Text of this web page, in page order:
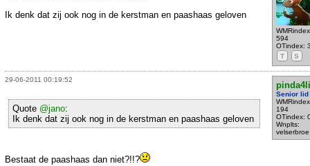
594
OTindex:
T
S
Ik denk dat zij ook nog in de kerstman en paashaas geloven
29-06-2011 00:19:52
Senior lid
194
OTindex:
Wnplts:
velserbroe
Quote @jano:
Ik denk dat zij ook nog in de kerstman en paashaas geloven
Bestaat de paashaas dan niet?!!?